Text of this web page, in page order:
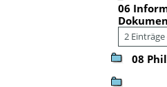
06
2 Einträge
08